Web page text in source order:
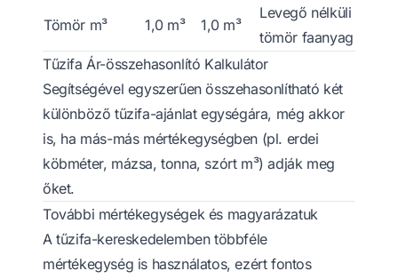
Tömör m³ 1,0 m³ 1,0 m³
Levegő nélküli
tömör faanyag
Tűzifa Ár-összehasonlító Kalkulátor
Segítségével egyszerűen összehasonlítható két
különböző tűzifa-ajánlat egységára, még akkor
is, ha más-más mértékegységben (pl. erdei
köbméter, mázsa, tonna, szórt m³) adják meg
őket.
További mértékegységek és magyarázatuk
A tűzifa-kereskedelemben többféle
mértékegység is használatos, ezért fontos